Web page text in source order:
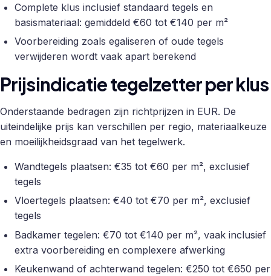
Complete klus inclusief standaard tegels en
basismateriaal: gemiddeld €60 tot €140 per m²
Voorbereiding zoals egaliseren of oude tegels
verwijderen wordt vaak apart berekend
Prijsindicatie tegelzetter per klus
Onderstaande bedragen zijn richtprijzen in EUR. De
uiteindelijke prijs kan verschillen per regio, materiaalkeuze
en moeilijkheidsgraad van het tegelwerk.
Wandtegels plaatsen: €35 tot €60 per m², exclusief
tegels
Vloertegels plaatsen: €40 tot €70 per m², exclusief
tegels
Badkamer tegelen: €70 tot €140 per m², vaak inclusief
extra voorbereiding en complexere afwerking
Keukenwand of achterwand tegelen: €250 tot €650 per